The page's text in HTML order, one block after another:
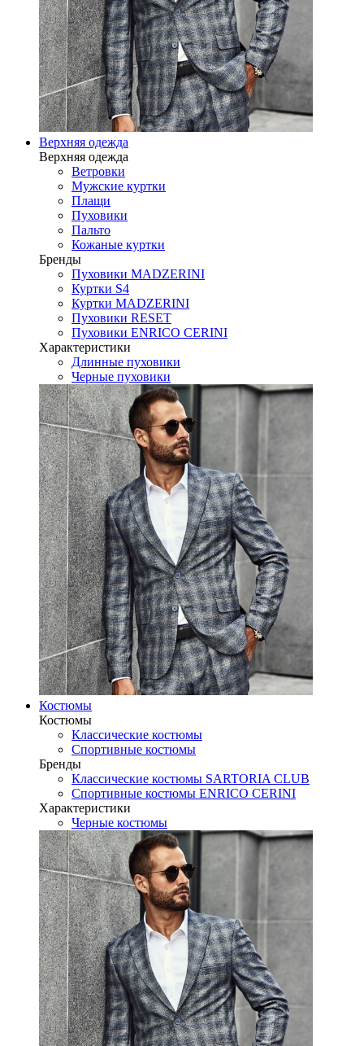
Верхняя одежда
Верхняя одежда
Ветровки
Мужские куртки
Плащи
Пуховики
Пальто
Кожаные куртки
Бренды
Пуховики MADZERINI
Куртки S4
Куртки MADZERINI
Пуховики RESET
Пуховики ENRICO CERINI
Характеристики
Длинные пуховики
Черные пуховики
Костюмы
Костюмы
Классические костюмы
Спортивные костюмы
Бренды
Классические костюмы SARTORIA CLUB
Спортивные костюмы ENRICO CERINI
Характеристики
Черные костюмы